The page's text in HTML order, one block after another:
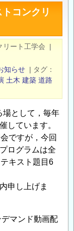
コンクリ
リート工学会
|
知らせ | タグ
土木 建築 道路
場として，毎年
しています。
ですが，今回
ログラムは全
キスト題目6
申し上げま
マンド動画配